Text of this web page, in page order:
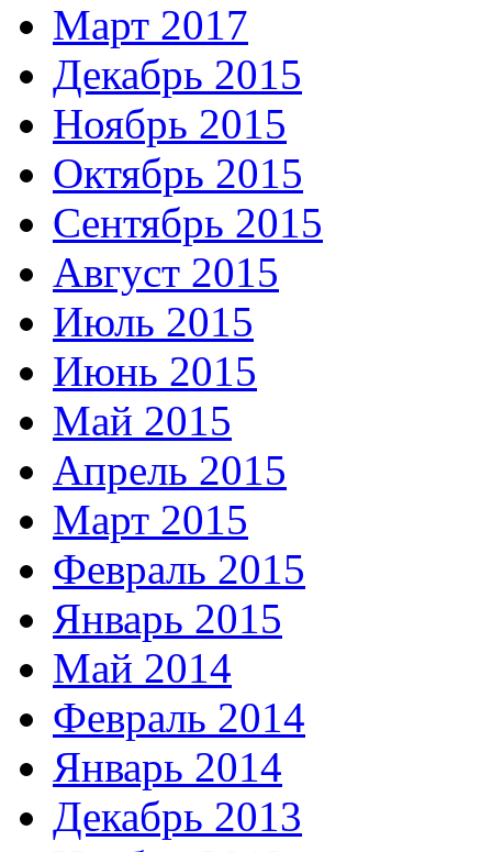
Март 2017
Декабрь 2015
Ноябрь 2015
Октябрь 2015
Сентябрь 2015
Август 2015
Июль 2015
Июнь 2015
Май 2015
Апрель 2015
Март 2015
Февраль 2015
Январь 2015
Май 2014
Февраль 2014
Январь 2014
Декабрь 2013